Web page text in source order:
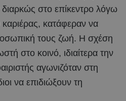
στο επίκεντρο λόγω
κατάφεραν να
τους ζωή. Η σχέση
στο κοινό, ιδιαίτερα την
αγωνιζόταν στη
να επιδιώξουν τη